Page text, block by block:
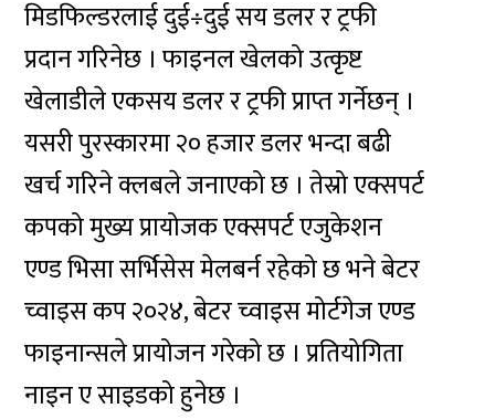
मिडफिल्डरलाई दुई÷दुई सय डलर र ट्रफी
प्रदान गरिनेछ । फाइनल खेलको उत्कृष्ट
खेलाडीले एकसय डलर र ट्रफी प्राप्त गर्नेछन् ।
यसरी पुरस्कारमा २० हजार डलर भन्दा बढी
खर्च गरिने क्लबले जनाएको छ । तेस्रो एक्सपर्ट
कपको मुख्य प्रायोजक एक्सपर्ट एजुकेशन
एण्ड भिसा सर्भिसेस मेलबर्न रहेको छ भने बेटर
च्वाइस कप २०२४, बेटर च्वाइस मोर्टगेज एण्ड
फाइनान्सले प्रायोजन गरेको छ । प्रतियोगिता
नाइन ए साइडको हुनेछ ।